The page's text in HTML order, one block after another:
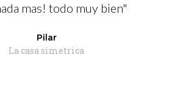
mas! todo muy bien"
Pilar
La casa simetrica